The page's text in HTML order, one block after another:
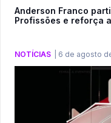
Anderson Franco
Profissões e reforça
NOTÍCIAS 6 de agosto